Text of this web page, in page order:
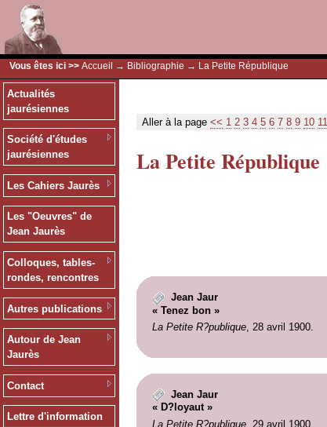
Vous êtes ici >> Accueil → Bibliographie → La Petite République
Actualités
jaurésiennes
Société d'études
jaurésiennes
Les Cahiers Jaurès
Les "Oeuvres" de
Jean Jaurès
Colloques, tables-
rondes, rencontres
Autres publications
Autour de Jean
Jaurès
Contact
Lettre d'information
Aller à la page << 1 2 3 4 5 6 7 8 9 10 11
La Petite République
Jean Jaur
« Tenez bon »
La Petite R?publique, 28 avril 1900.
Jean Jaur
« D?loyaut »
La Petite R?publique, 29 avril 1900.